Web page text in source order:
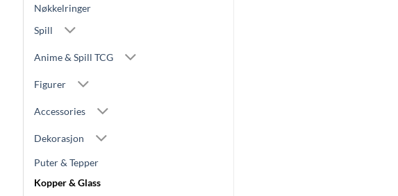
Nøkkelringer
Spill
Anime & Spill TCG
Figurer
Accessories
Dekorasjon
Puter & Tepper
Kopper & Glass